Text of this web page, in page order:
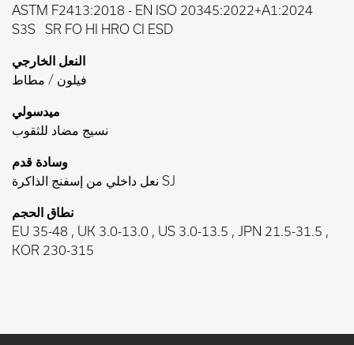
ASTM F2413:2018 - EN ISO 20345:2022+A1:2024
S3S
SR FO HI HRO CI ESD
النعل الخارجي
فيلون / مطاط
ميدسولي
نسيج مضاد للثقوب
وسادة قدم
نعل داخلي من إسفنج الذاكرة SJ
نطاق الحجم
EU 35-48 , UK 3.0-13.0 , US 3.0-13.5 , JPN 21.5-31.5 ,
KOR 230-315